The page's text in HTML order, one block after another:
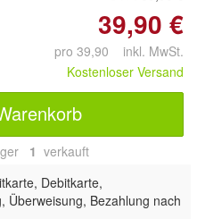
39,90 €
pro 39,90 inkl. MwSt.
Kostenloser Versand
1 verkauft
Debitkarte,
Überweisung, Bezahlung nach